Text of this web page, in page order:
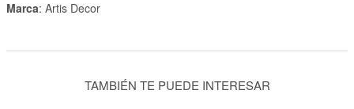
Marca: Artis Decor
TAMBIÉN TE PUEDE INTERESAR